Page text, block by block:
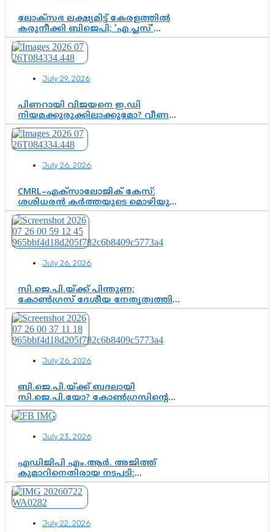
ലോക്സഭ ലക്ഷ്യമിട്ട് കേരളത്തിൽ
കരുനീക്കി ബിജെപി; ‘എ പ്ലസ്’
മണ്ഡലങ്ങളിൽ പ്രമുഖരെ ഇറക്കി
കേന്ദ്രനേതൃത്വം, തിരുവനന്തപുരത്ത്
രാജീവ് ചന്ദ്രശേഖർ, ആറ്റിങ്ങലിൽ
ശോഭാ സുരേന്ദ്രൻ..
July 29, 2026
പിണറായി വിജയനെ ഇ.ഡി
നിയമക്കുരുക്കിലാക്കുമോ? വീണ
വിജയൻ മാപ്പുസാക്ഷിയാകുമോ?
കർത്തയുടെ മൊഴി നിർണായക
വഴിത്തിരിവാകുമോ?
July 26, 2026
CMRL–എക്‌സാലോജിക് കേസ്:
ശശിധരൻ കർത്തയുടെ മൊഴിയുടെ
അടിസ്ഥാനത്തിൽ പിണറായി
വിജയനെ ചോദ്യം ചെയ്യുന്നതിൽ ഉടൻ
തീരുമാനം; വീണയ്‌ക്കെതിരെ
കൂടുതൽ തെളിവുകൾ പരിശോധിച്ച്
July 26, 2026
സി.ജെ.പി.യ്ക്ക് പിന്തുണ;
കോൺഗ്രസ് ദേശീയ നേതൃത്വത്തിൽ
ആശങ്കയോ? പാർട്ടിക്കുള്ളിൽ
ഭിന്നാഭിപ്രായമെന്ന വിലയിരുത്തൽ
July 26, 2026
ബി.ജെ.പി.യ്ക്ക് ബദലായി
സി.ജെ.പി.യോ? കോൺഗ്രസിന്റെ
രാഷ്ട്രീയ ഇടം കൈവശപ്പെടുത്താൻ
സിജെപി ഉയർന്നുകഴിഞ്ഞോ?
വഴിത്തിരിവ്
July 23, 2026
എഡിജിപി എം.ആർ. അജിത്ത്
കുമാറിനെതിരായ നടപടി:
സസ്പെൻഷനിൽ ഒതുങ്ങുമോ,
അതോ കൂടുതൽ കടുത്ത
നടപടികളിലേക്കോ?
July 22, 2026